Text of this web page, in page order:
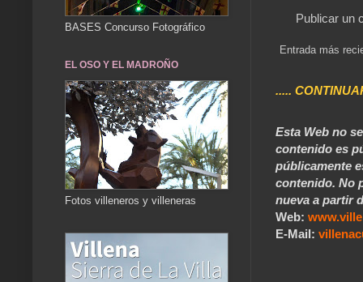
Publicar un
Entrada más
.....
Esta Web no
contenido es
públicamente
contenido. No
nueva a partir
Web:
E-Mail:
BASES Concurso Fotográfico
EL OSO Y EL MADROÑO
Fotos villeneros y villeneras